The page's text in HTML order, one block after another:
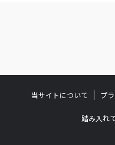
当サイトについて プ
踏み入れ